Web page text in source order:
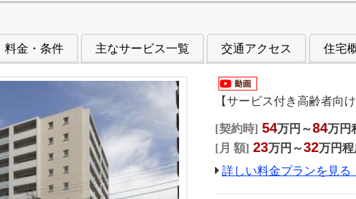
料金・条件 主なサービス一覧 交通アクセス 住宅
【サービス付き高齢者向
契約時 54万円～84万円
月 額 23万円～32万円
詳しい料金プランを見る